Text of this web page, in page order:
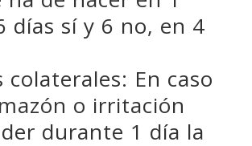
días sí y 6 no, en 4
colaterales: En caso
o irritación
durante 1 día la